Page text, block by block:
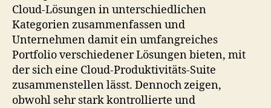
Cloud-Lösungen in unterschiedlichen
Kategorien zusammenfassen und
Unternehmen damit ein umfangreiches
Portfolio verschiedener Lösungen bieten, mit
der sich eine Cloud-Produktivitäts-Suite
zusammenstellen lässt. Dennoch zeigen,
obwohl sehr stark kontrollierte und